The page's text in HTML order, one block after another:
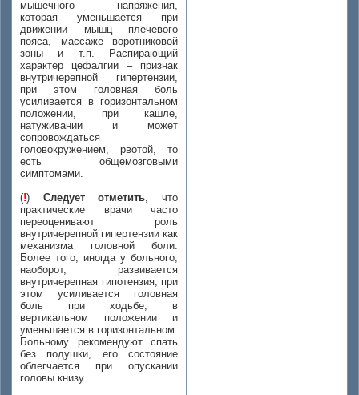
мышечного напряжения,
которая уменьшается при
движении мышц плечевого
пояса, массаже воротниковой
зоны и т.п. Распирающий
характер цефалгии – признак
внутричерепной гипертензии,
при этом головная боль
усиливается в горизонтальном
положении, при кашле,
натуживании и может
сопровождаться
головокружением, рвотой, то
есть общемозговыми
симптомами.
(!) Следует отметить, что
практические врачи часто
переоценивают роль
внутричерепной гипертензии как
механизма головной боли.
Более того, иногда у больного,
наоборот, развивается
внутричерепная гипотензия, при
этом усиливается головная
боль при ходьбе, в
вертикальном положении и
уменьшается в горизонтальном.
Больному рекомендуют спать
без подушки, его состояние
облегчается при опускании
головы книзу.